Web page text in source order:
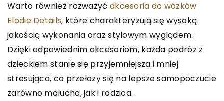
Warto również rozważyć akcesoria do wózków
Elodie Details, które charakteryzują się wysoką
jakością wykonania oraz stylowym wyglądem.
Dzięki odpowiednim akcesoriom, każda podróż z
dzieckiem stanie się przyjemniejsza i mniej
stresująca, co przełoży się na lepsze samopoczucie
zarówno malucha, jak i rodzica.